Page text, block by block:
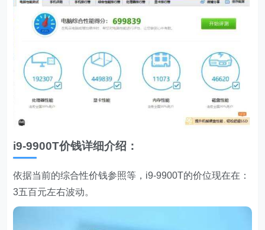
i9-9900T价钱详细介绍：
依据当前的综合性价钱参照等，i9-9900T的价位现在在：
3五百元左右波动。